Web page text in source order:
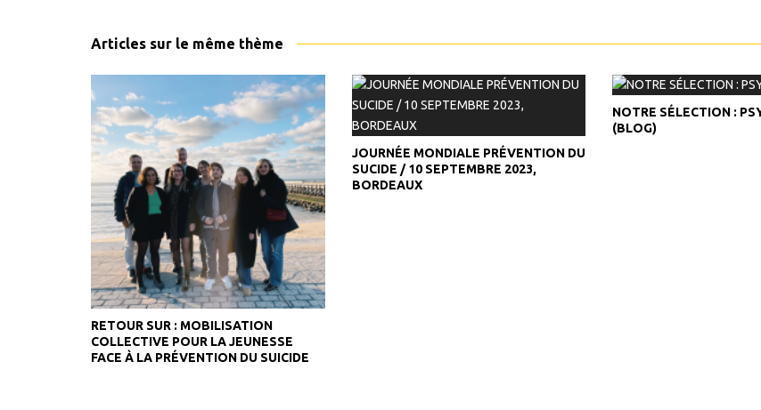
Articles sur le même thème
RETOUR SUR : MOBILISATION
COLLECTIVE POUR LA JEUNESSE
FACE À LA PRÉVENTION DU SUICIDE
JOURNÉE MONDIALE PRÉVENTION DU
SUCIDE / 10 SEPTEMBRE 2023,
BORDEAUX
NOTRE SÉLECTION :
(BLOG)